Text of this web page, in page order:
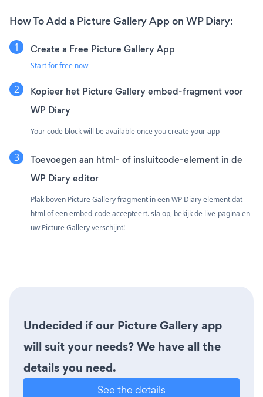
How To Add a Picture Gallery App on WP Diary:
Create a Free Picture Gallery App
Start for free now
Kopieer het Picture Gallery embed-fragment voor
WP Diary
Your code block will be available once you create your app
Toevoegen aan html- of insluitcode-element in de
WP Diary editor
Plak boven Picture Gallery fragment in een WP Diary element dat
html of een embed-code accepteert. sla op, bekijk de live-pagina en
uw Picture Gallery verschijnt!
Undecided if our Picture Gallery app
will suit your needs? We have all the
details you need.
See the details